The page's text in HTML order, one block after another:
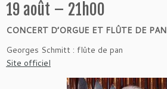
19 août – 21h00
CONCERT D’ORGUE ET FLÛTE DE PAN
Georges Schmitt : flûte de pan
Site officiel